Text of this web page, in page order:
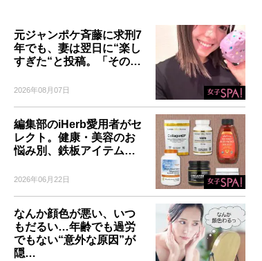
元ジャンポケ斉藤に求刑7
年でも、妻は翌日に“楽し
すぎた“と投稿。「その…
2026年08月07日
編集部のiHerb愛用者がセ
レクト。健康・美容のお
悩み別、鉄板アイテム…
2026年06月22日
なんか顔色が悪い、いつ
もだるい…年齢でも過労
でもない“意外な原因”が
隠…